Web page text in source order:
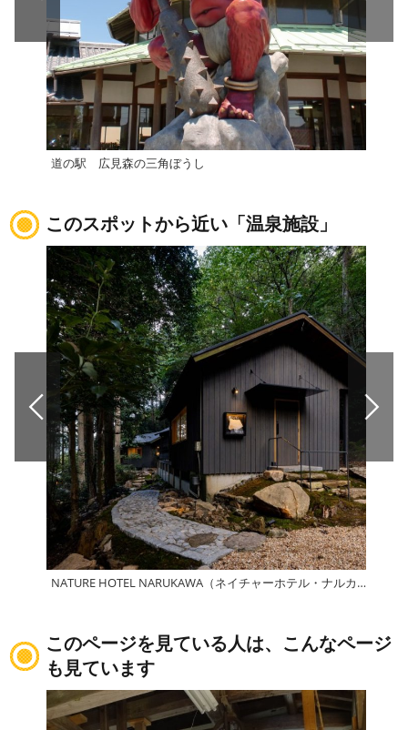
道の駅 広見森の三角ぼうし
このスポットから近い「温泉施設」
NATURE HOTEL NARUKAWA（ネイチャーホテル・ナルカワ）
このページを見ている人は、こんなページ
も見ています